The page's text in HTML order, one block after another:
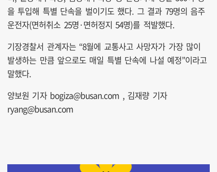
을 투입해 특별 단속을 벌이기도 했다. 그 결과 79명의 음주
운전자(면허취소 25명·면허정지 54명)를 적발했다.
기장경찰서 관계자는 “8월에 교통사고 사망자가 가장 많이
발생하는 만큼 앞으로도 매일 특별 단속에 나설 예정”이라고
말했다.
양보원 기자 bogiza@busan.com , 김재량 기자
ryang@busan.com